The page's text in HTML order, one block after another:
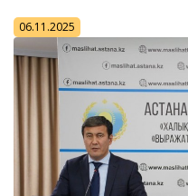
06.11.2025